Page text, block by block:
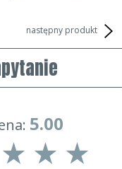
następny produkt
5.00